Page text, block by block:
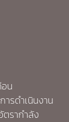
น
ารดำเนินงาน
ตรากำลัง